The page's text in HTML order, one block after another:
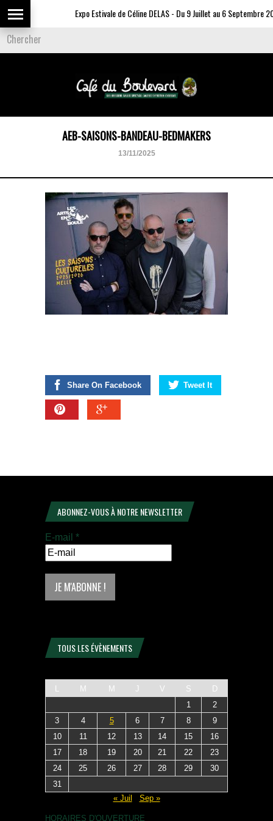
Expo Estivale de Céline DELAS - Du 9 Juillet au 6 Septembre
AEB-SAISONS-BANDEAU-BEDMAKERS
13/11/2025
Share On Facebook Tweet It
ABONNEZ-VOUS À NOTRE NEWSLETTER
E-mail *
TOUS LES ÉVÈNEMENTS
L M M J V S
D
1
2
3
4 5 6 7 8
9
10
11 12 13 14 15
16
17
18 19 20 21 22
23
24
25 26 27 28 29
30
31
« Juil
Sep »
HORAIRES D'OUVERTURE